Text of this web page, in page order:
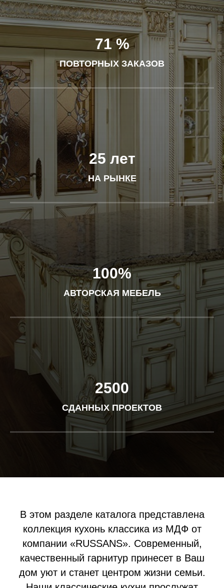
71 %
ПОВТОРНЫХ ЗАКАЗОВ
25 лет
НА РЫНКЕ
100%
АВТОРСКАЯ МЕБЕЛЬ
2500
СДАННЫХ ПРОЕКТОВ
В этом разделе каталога представлена
коллекция кухонь классика из МДФ от
компании «RUSSANS». Современный,
качественный гарнитур принесет в Ваш
дом уют и станет центром жизни семьи.